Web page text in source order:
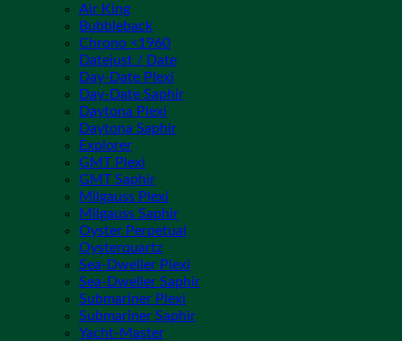
Air King
Bubbleback
Chrono <1960
Datejust / Date
Day-Date Plexi
Day-Date Saphir
Daytona Plexi
Daytona Saphir
Explorer
GMT Plexi
GMT Saphir
Milgauss Plexi
Milgauss Saphir
Oyster Perpetual
Oysterquartz
Sea-Dweller Plexi
Sea-Dweller Saphir
Submariner Plexi
Submariner Saphir
Yacht-Master